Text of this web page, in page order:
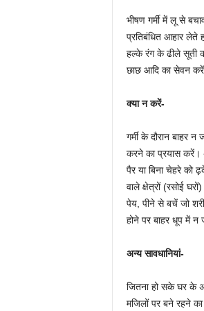
भीषण गर्मी में लू से
प्रतिबंधित आहार लेते
हल्के रंग के ढीले सूती
छाछ आदि का सेवन
क्या न करें-
गर्मी के दौरान बाहर
करने का प्रयास करें।
पैर या बिना चेहरे को
वाले क्षेत्रों (रसोई
पेय, पीने से बचें जो
होने पर बाहर धूप में न
अन्य सावधानियां-
जितना हो सके घर के
मजिलों पर बने रहने